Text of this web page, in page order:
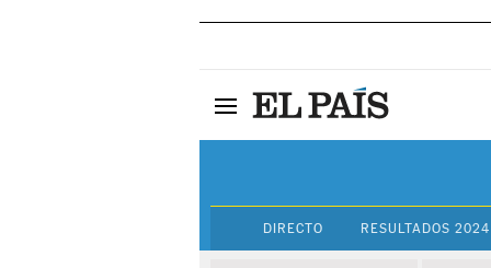
DIRECTO RESULTADOS 2024